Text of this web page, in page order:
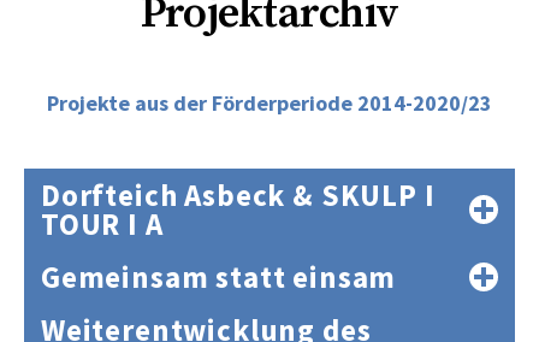
Projektarchiv
Projekte aus der Förderperiode 2014-2020/23
Dorfteich Asbeck & SKULP I
TOUR I A
Gemeinsam statt einsam
Weiterentwicklung des